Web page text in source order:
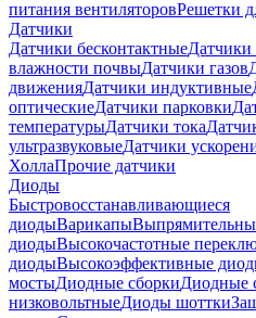
питания вентиляторовРешетки
Датчики
Датчики бесконтактныеДатчики
влажности почвыДатчики газов
движенияДатчики индуктивные
оптическиеДатчики парковки
температурыДатчики тока
ультразвуковыеДатчики
ХоллаПрочие датчики
Диоды
Быстровосстанавливающиеся
диодыВарикапы
диодыВысокочастотные
диодыВысокоэффективные
мостыДиодные сборкиДиодные
низковольтныеДиоды шоттки